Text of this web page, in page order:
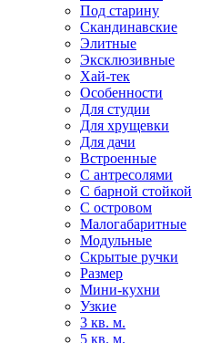
Под старину
Скандинавские
Элитные
Эксклюзивные
Хай-тек
Особенности
Для студии
Для хрущевки
Для дачи
Встроенные
С антресолями
С барной стойкой
С островом
Малогабаритные
Модульные
Скрытые ручки
Размер
Мини-кухни
Узкие
3 кв. м.
5 кв. м.